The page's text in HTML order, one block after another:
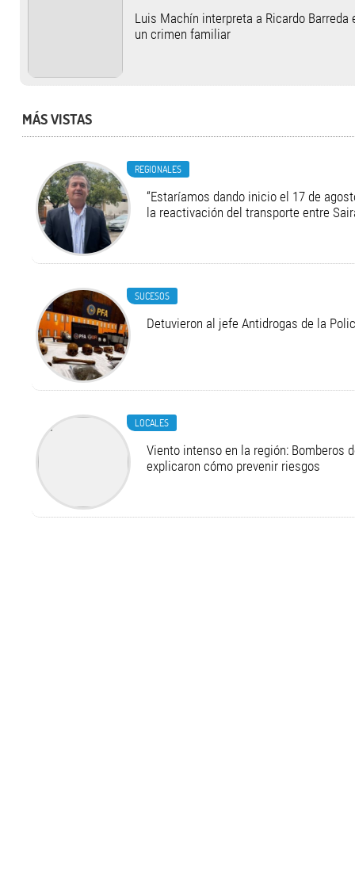
Luis Machín interpreta a Ricardo Barreda
un crimen familiar
MÁS VISTAS
REGIONALES
“Estaríamos dando inicio el 17 de
la reactivación del transporte entre
SUCESOS
Detuvieron al jefe Antidrogas de la
LOCALES
Viento intenso en la región: Bomberos
explicaron cómo prevenir riesgos